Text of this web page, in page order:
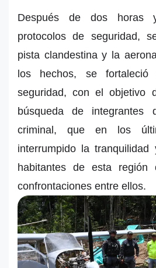
Después de dos horas
protocolos de seguridad,
pista clandestina y la
los hechos, se
seguridad, con el objetivo
búsqueda de integrantes
criminal, que en los
interrumpido la
habitantes de esta región
confrontaciones entre ellos.